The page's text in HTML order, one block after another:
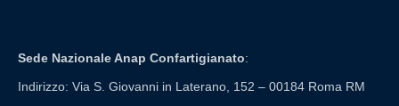
Sede Nazionale Anap Confartigianato:
Indirizzo: Via S. Giovanni in Laterano, 152 – 00184 Roma RM